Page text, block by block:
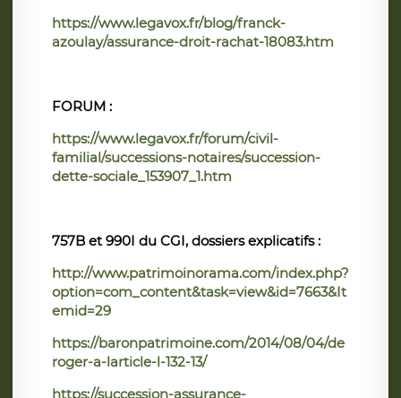
https://www.legavox.fr/blog/franck-
azoulay/assurance-droit-rachat-18083.htm
FORUM :
https://www.legavox.fr/forum/civil-
familial/successions-notaires/succession-
dette-sociale_153907_1.htm
757B et 990I du CGI, dossiers explicatifs :
http://www.patrimoinorama.com/index.php?
option=com_content&task=view&id=7663&It
emid=29
https://baronpatrimoine.com/2014/08/04/de
roger-a-larticle-l-132-13/
https://succession-assurance-